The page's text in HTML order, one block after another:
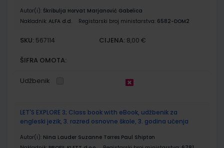
Autor(i): Škribulja Horvat Marjanović Gabelica
Nakladnik: ALFA d.d. Registarski broj ministarstva: 6582-DOM2
SKU: 567114 CIJENA: 8,00 €
ŠIFRA OMOTA:
Udžbenik
LET'S EXPLORE 3; Class book with eBook, udžbenik za
engleski jezik, 3. razred osnovne škole, 3. godina učenja
Autor(i): Nina Lauder Suzanne Torres Paul Shipton